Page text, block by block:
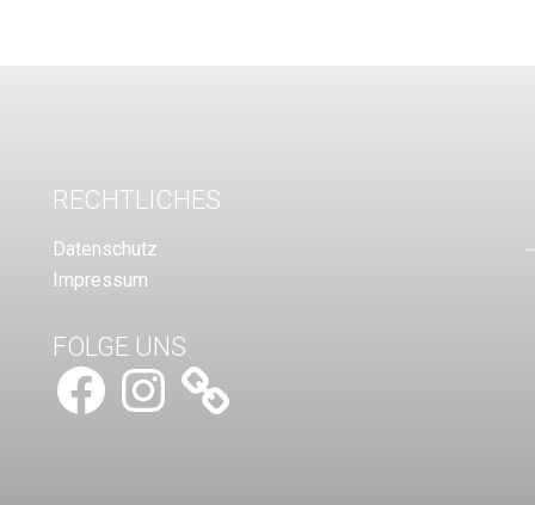
RECHTLICHES
Datenschutz
Impressum
FOLGE UNS
FacebookInstagram